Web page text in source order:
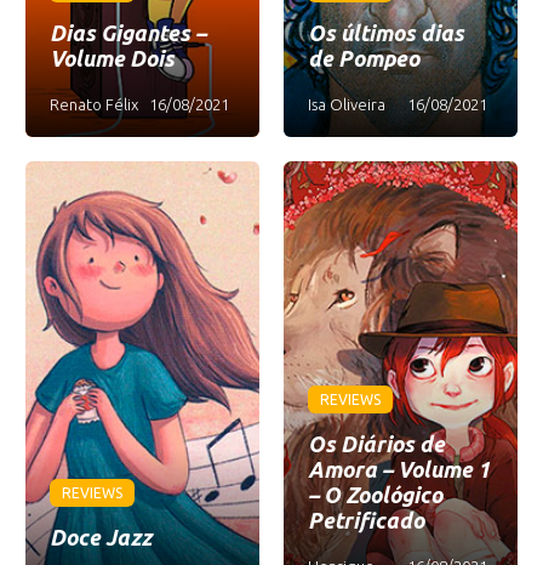
Dias Gigantes –
Volume Dois
Renato Félix 16/08/2021
Os últimos dias
de Pompeo
Isa Oliveira 16/08/2021
REVIEWS
Doce Jazz
REVIEWS
Os Diários de
Amora – Volume 1
– O Zoológico
Petrificado